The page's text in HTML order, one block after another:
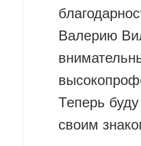
Валерию
Теперь
своим